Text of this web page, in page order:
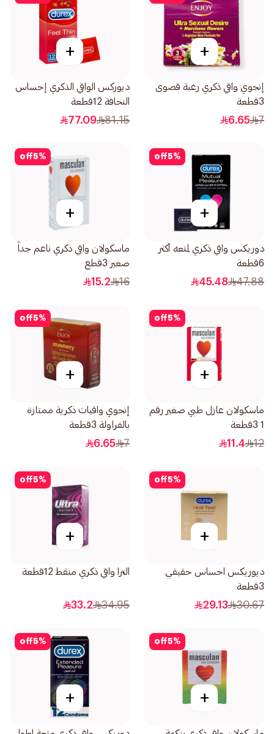
+
إنجوي واقي ذكري رغبة قصوى
3قطعة
7
6.65
+
ديوركس الواقي الذكري إحساس
النحافة 12قطعة
81.15
77.09
5%
off
+
دوريكس واقي ذكري لمتعه أكثر
6قطعة
47.88
45.48
5%
off
+
ماسكولان واقي ذكري ناعم جداً
صغير 3قطع
16
15.2
5%
off
+
ماسكولان عازل طبي صغير رقم
1 3قطعة
12
11.4
5%
off
+
إنجوي واقيات ذكرية ممتازة
بالفراولة 3قطعة
7
6.65
5%
off
+
ديوريكس احساس حقيقي
3قطعة
30.67
29.13
5%
off
+
الترا واقي ذكري منقط 12قطعة
34.95
33.2
5%
off
+
5%
off
+